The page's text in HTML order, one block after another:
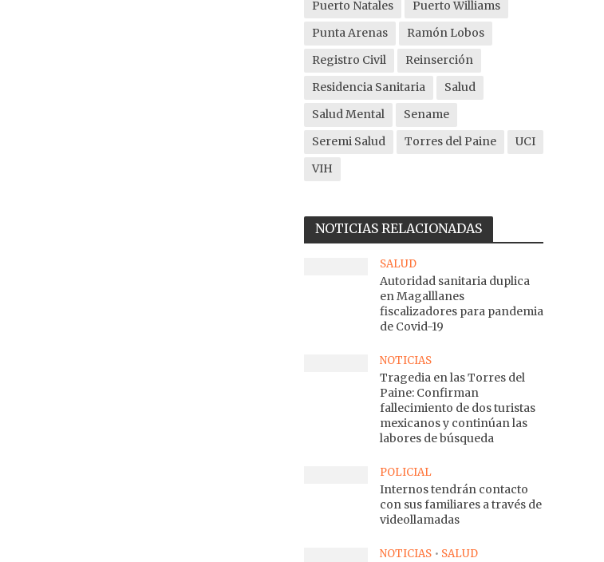
Puerto Natales
Puerto Williams
Punta Arenas
Ramón Lobos
Registro Civil
Reinserción
Residencia Sanitaria
Salud
Salud Mental
Sename
Seremi Salud
Torres del Paine
UCI
VIH
NOTICIAS RELACIONADAS
SALUD
Autoridad sanitaria duplica
en Magalllanes
fiscalizadores para pandemia
de Covid-19
NOTICIAS
Tragedia en las Torres del
Paine: Confirman
fallecimiento de dos turistas
mexicanos y continúan las
labores de búsqueda
POLICIAL
Internos tendrán contacto
con sus familiares a través de
videollamadas
NOTICIAS • SALUD